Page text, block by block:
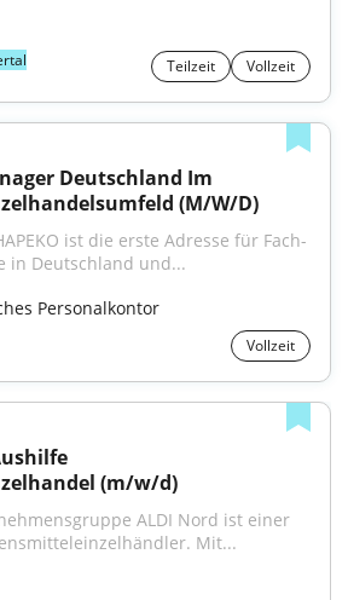
Teilzeit Vollzeit
(M/W/D)
ist die erste Adresse für Fach-
in Deutschland und...
Personalkontor
Vollzeit
(m/w/d)
ALDI Nord ist einer
Mit...